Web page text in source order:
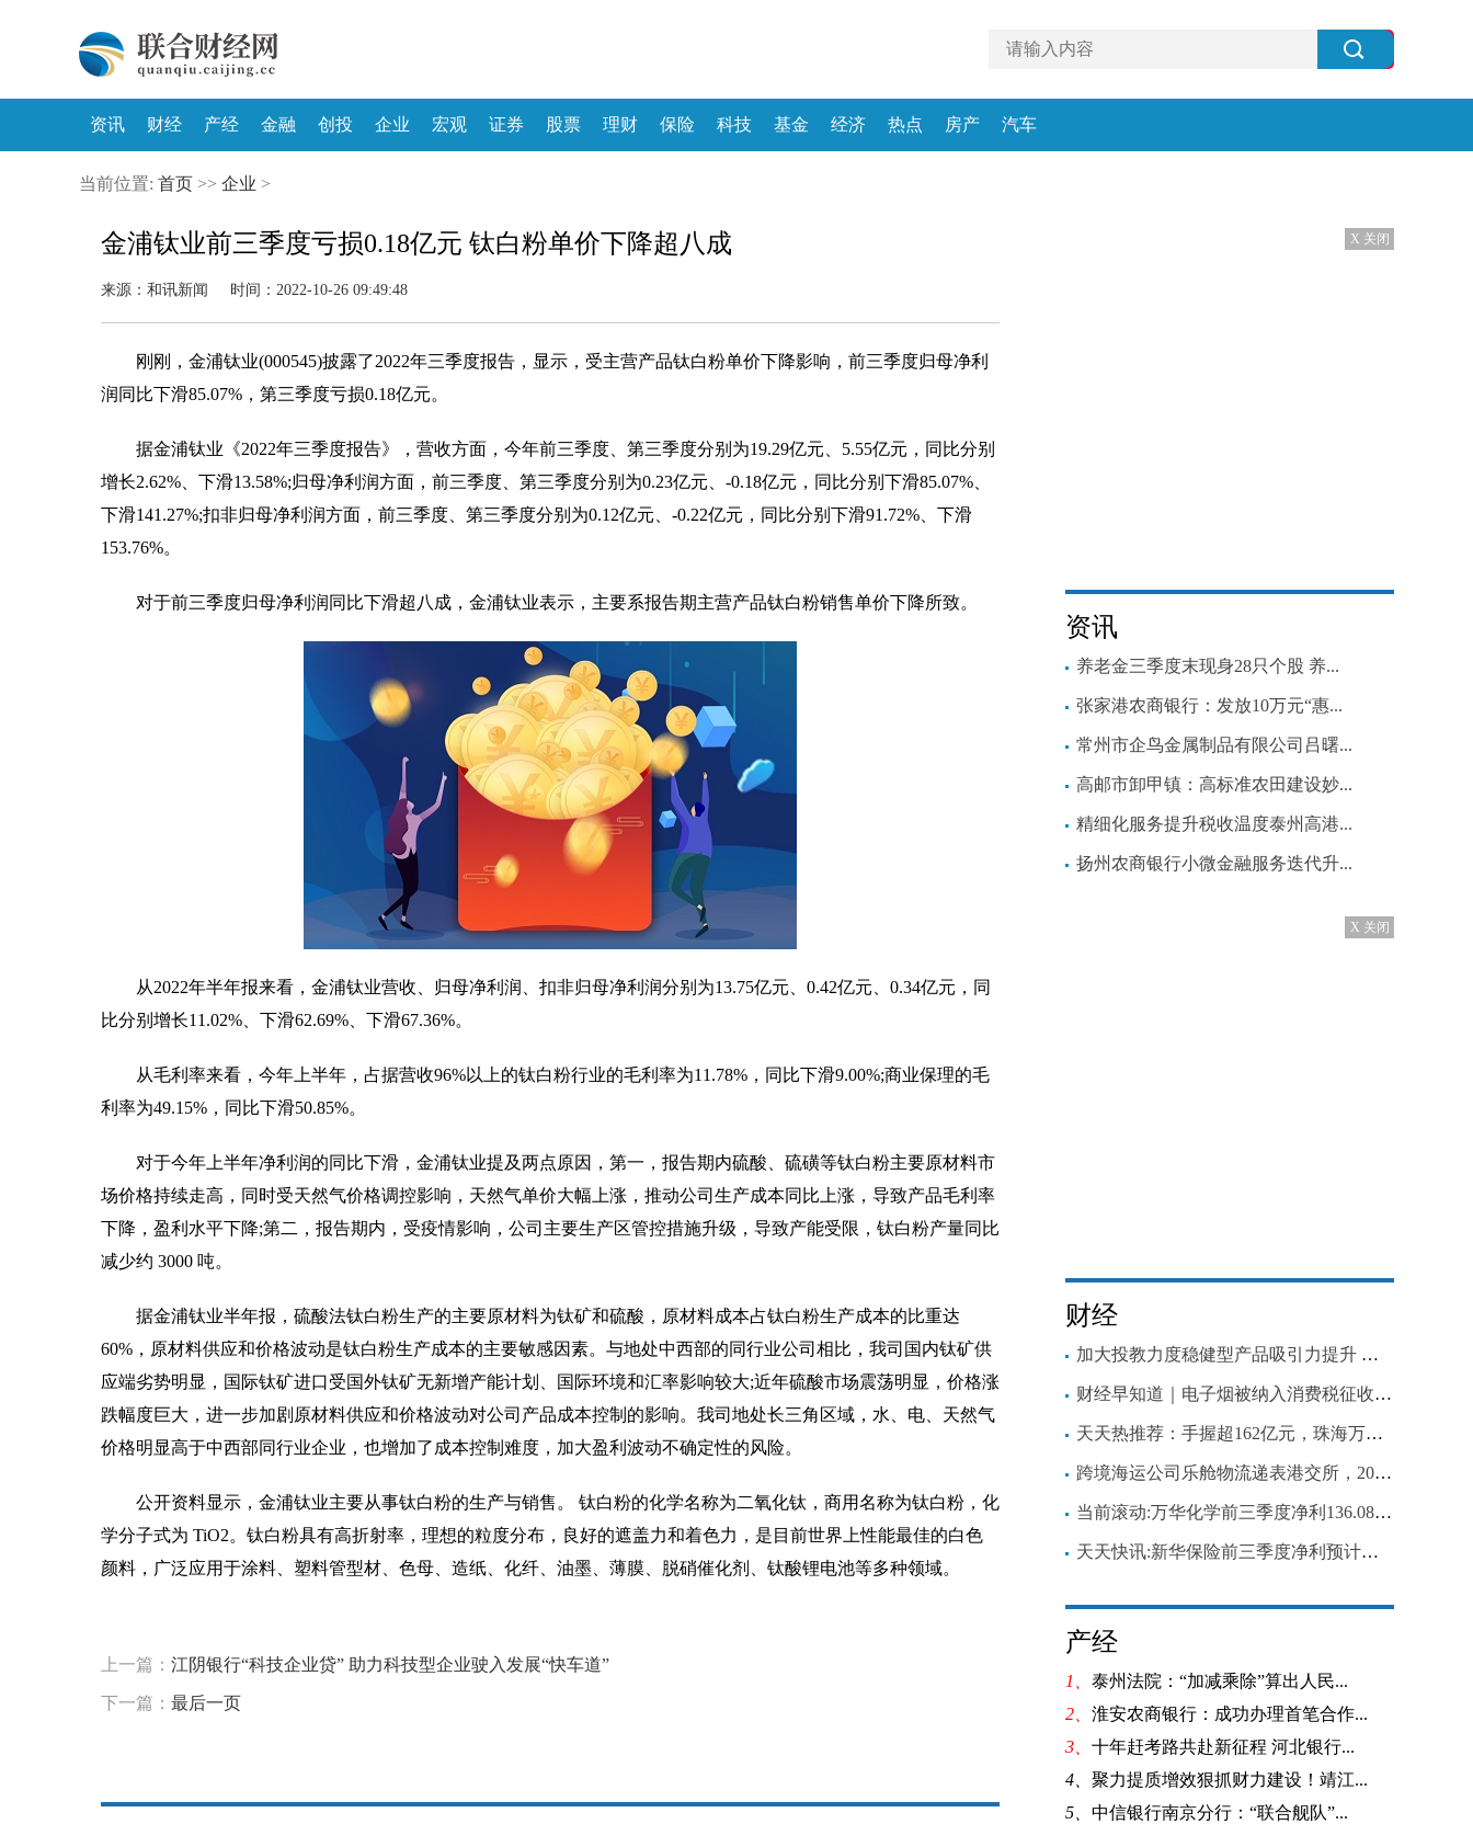
资讯 财经 产经 金融 创投 企业 宏观 证券 股票 理财 保险 科技 基金 经济 热点 房产 汽车
当前位置: 首页 >> 企业 >
金浦钛业前三季度亏损0.18亿元 钛白粉单价下降超八成
来源：和讯新闻 时间：2022-10-26 09:49:48
刚刚，金浦钛业(000545)披露了2022年三季度报告，显示，受主营产品钛白粉单价下降影响，前三季度归母净利
润同比下滑85.07%，第三季度亏损0.18亿元。
据金浦钛业《2022年三季度报告》，营收方面，今年前三季度、第三季度分别为19.29亿元、5.55亿元，同比分别
增长2.62%、下滑13.58%;归母净利润方面，前三季度、第三季度分别为0.23亿元、-0.18亿元，同比分别下滑85.07%、
下滑141.27%;扣非归母净利润方面，前三季度、第三季度分别为0.12亿元、-0.22亿元，同比分别下滑91.72%、下滑
153.76%。
对于前三季度归母净利润同比下滑超八成，金浦钛业表示，主要系报告期主营产品钛白粉销售单价下降所致。
从2022年半年报来看，金浦钛业营收、归母净利润、扣非归母净利润分别为13.75亿元、0.42亿元、0.34亿元，同
比分别增长11.02%、下滑62.69%、下滑67.36%。
从毛利率来看，今年上半年，占据营收96%以上的钛白粉行业的毛利率为11.78%，同比下滑9.00%;商业保理的毛
利率为49.15%，同比下滑50.85%。
对于今年上半年净利润的同比下滑，金浦钛业提及两点原因，第一，报告期内硫酸、硫磺等钛白粉主要原材料市
场价格持续走高，同时受天然气价格调控影响，天然气单价大幅上涨，推动公司生产成本同比上涨，导致产品毛利率
下降，盈利水平下降;第二，报告期内，受疫情影响，公司主要生产区管控措施升级，导致产能受限，钛白粉产量同比
减少约 3000 吨。
据金浦钛业半年报，硫酸法钛白粉生产的主要原材料为钛矿和硫酸，原材料成本占钛白粉生产成本的比重达
60%，原材料供应和价格波动是钛白粉生产成本的主要敏感因素。与地处中西部的同行业公司相比，我司国内钛矿供
应端劣势明显，国际钛矿进口受国外钛矿无新增产能计划、国际环境和汇率影响较大;近年硫酸市场震荡明显，价格涨
跌幅度巨大，进一步加剧原材料供应和价格波动对公司产品成本控制的影响。我司地处长三角区域，水、电、天然气
价格明显高于中西部同行业企业，也增加了成本控制难度，加大盈利波动不确定性的风险。
公开资料显示，金浦钛业主要从事钛白粉的生产与销售。 钛白粉的化学名称为二氧化钛，商用名称为钛白粉，化
学分子式为 TiO2。钛白粉具有高折射率，理想的粒度分布，良好的遮盖力和着色力，是目前世界上性能最佳的白色
颜料，广泛应用于涂料、塑料管型材、色母、造纸、化纤、油墨、薄膜、脱硝催化剂、钛酸锂电池等多种领域。
上一篇： 江阴银行“科技企业贷” 助力科技型企业驶入发展“快车道”
下一篇： 最后一页
X 关闭
资讯
养老金三季度末现身28只个股 养...
张家港农商银行：发放10万元“惠...
常州市企鸟金属制品有限公司吕曙...
高邮市卸甲镇：高标准农田建设妙...
精细化服务提升税收温度泰州高港...
扬州农商银行小微金融服务迭代升...
X 关闭
财经
加大投教力度稳健型产品吸引力提升 券商投顾这样说
财经早知道｜电子烟被纳入消费税征收范围
天天热推荐：手握超162亿元，珠海万达商管港交所再次递表
跨境海运公司乐舱物流递表港交所，2021年营收同比增长436%
当前滚动:万华化学前三季度净利136.08亿元，同比下降30.36%
天天快讯:新华保险前三季度净利预计同比“腰斩”，股价创7年来新低
产经
1、 泰州法院：“加减乘除”算出人民...
2、 淮安农商银行：成功办理首笔合作...
3、 十年赶考路共赴新征程 河北银行...
4、 聚力提质增效狠抓财力建设！靖江...
5、 中信银行南京分行：“联合舰队”...